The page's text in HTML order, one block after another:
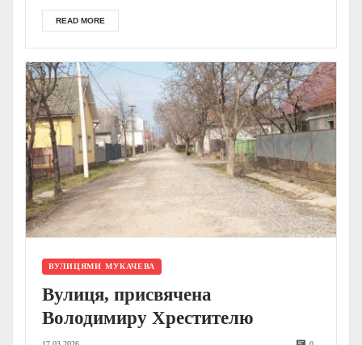
READ MORE
ВУЛИЦЯМИ МУКАЧЕВА
Вулиця, присвячена
Володимиру Хрестителю